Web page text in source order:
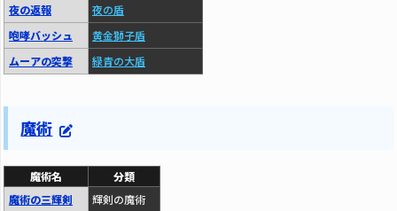
夜の返報
夜の盾
咆哮バッシュ
黄金獅子盾
ムーアの突撃
緑青の大盾
魔術
魔術名
分類
魔術の三輝剣
輝剣の魔術